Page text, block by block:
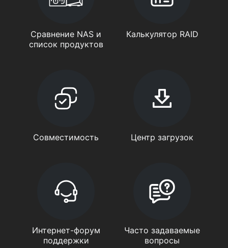
Сравнение NAS и
список продуктов
Калькулятор RAID
Совместимость Центр загрузок
Интернет-форум
поддержки
Часто задаваемые
вопросы